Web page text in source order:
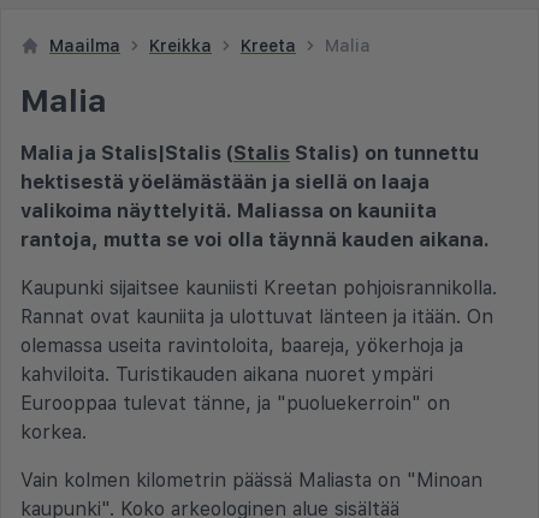
Maailma Kreikka Kreeta Malia
Malia
Malia ja Stalis|Stalis (Stalis Stalis) on tunnettu
hektisestä yöelämästään ja siellä on laaja
valikoima näyttelyitä. Maliassa on kauniita
rantoja, mutta se voi olla täynnä kauden aikana.
Kaupunki sijaitsee kauniisti Kreetan pohjoisrannikolla.
Rannat ovat kauniita ja ulottuvat länteen ja itään. On
olemassa useita ravintoloita, baareja, yökerhoja ja
kahviloita. Turistikauden aikana nuoret ympäri
Eurooppaa tulevat tänne, ja "puoluekerroin" on
korkea.
Vain kolmen kilometrin päässä Maliasta on "Minoan
kaupunki". Koko arkeologinen alue sisältää